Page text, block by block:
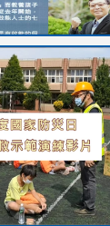
d/
d/